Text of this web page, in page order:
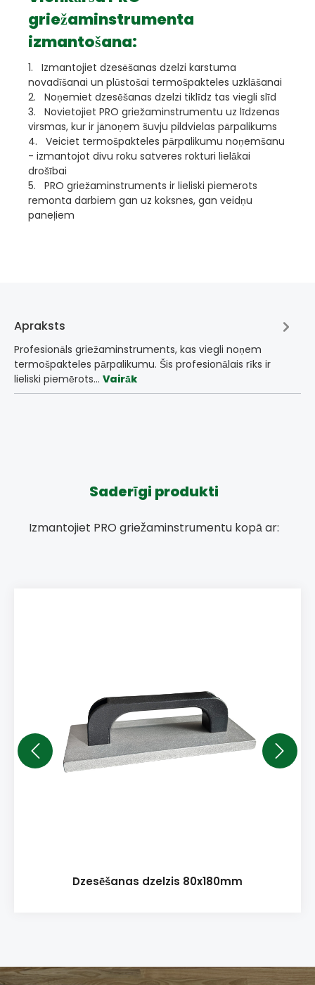
griežaminstrumenta
izmantošana:
1. Izmantojiet dzesēšanas dzelzi karstuma
novadīšanai un plūstošai termošpakteles uzklāšanai
2. Noņemiet dzesēšanas dzelzi tiklīdz tas viegli slīd
3. Novietojiet PRO griežaminstrumentu uz līdzenas
virsmas, kur ir jānoņem šuvju pildvielas pārpalikums
4. Veiciet termošpakteles pārpalikumu noņemšanu
- izmantojot divu roku satveres rokturi lielākai
drošībai
5. PRO griežaminstruments ir lieliski piemērots
remonta darbiem gan uz koksnes, gan veidņu
paneļiem
Apraksts
Profesionāls griežaminstruments, kas viegli noņem
termošpakteles pārpalikumu. Šis profesionālais rīks ir
lieliski piemērots… Vairāk
Saderīgi produkti
Izmantojiet PRO griežaminstrumentu kopā ar:
Dzesēšanas dzelzis 80x180mm